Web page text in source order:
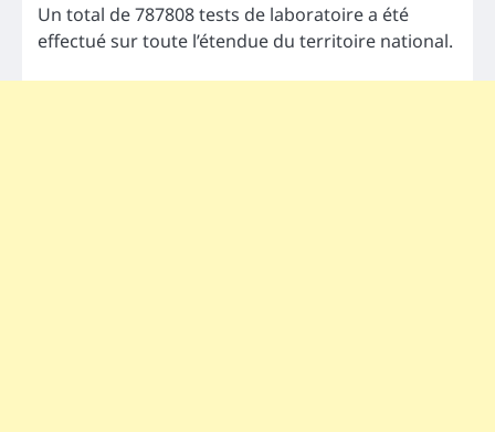
Un total de 787808 tests de laboratoire a été
effectué sur toute l’étendue du territoire national.